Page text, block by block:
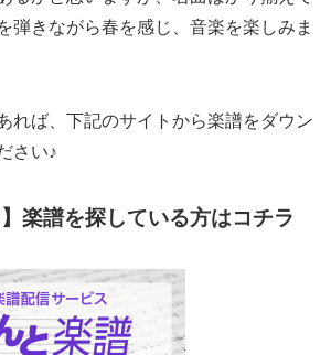
弾きながら春を感じ、音楽を楽しみま
れば、下記のサイトから楽譜をダウン
さい♪
楽譜を探している方はコチラ